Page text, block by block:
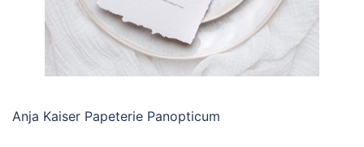
Anja Kaiser Papeterie Panopticum